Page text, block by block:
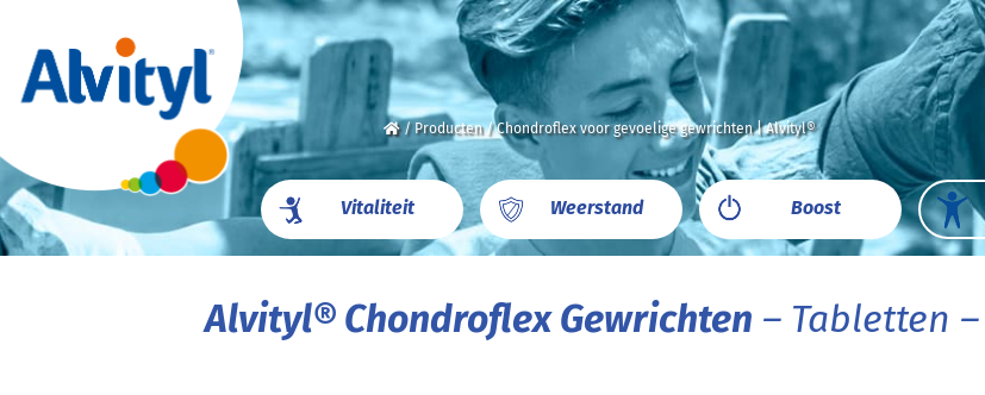
/ Producten/Chondroflex voor gevoelige gewrichten | Alvityl®
Vitaliteit Weerstand Boost
Alvityl® Chondroflex Gewrichten – Tabletten